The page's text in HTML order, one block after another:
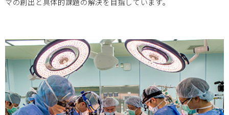
広島大学 2023.02.07
2023/2/24 東北大学・東京女子医科大学・広島大学 3拠
点合同シンポジウム開催のお知らせ